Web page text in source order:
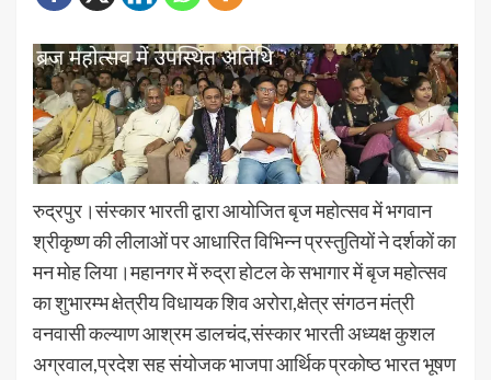
रुद्रपुर।संस्कार भारती द्वारा आयोजित बृज महोत्सव में भगवान
श्रीकृष्ण की लीलाओं पर आधारित विभिन्न प्रस्तुतियों ने दर्शकों का
मन मोह लिया।महानगर में रुद्रा होटल के सभागार में बृज महोत्सव
का शुभारम्भ क्षेत्रीय विधायक शिव अरोरा,क्षेत्र संगठन मंत्री
वनवासी कल्याण आश्रम डालचंद,संस्कार भारती अध्यक्ष कुशल
अग्रवाल,प्रदेश सह संयोजक भाजपा आर्थिक प्रकोष्ठ भारत भूषण